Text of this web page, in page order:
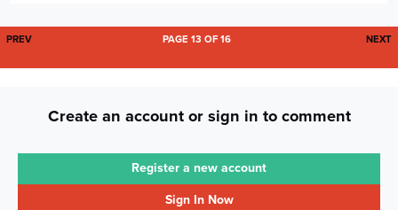
FIRST PAGE
PREV NEXT
PAGE 13 OF 16
Create an account or sign in to comment
Register a new account
Sign In Now